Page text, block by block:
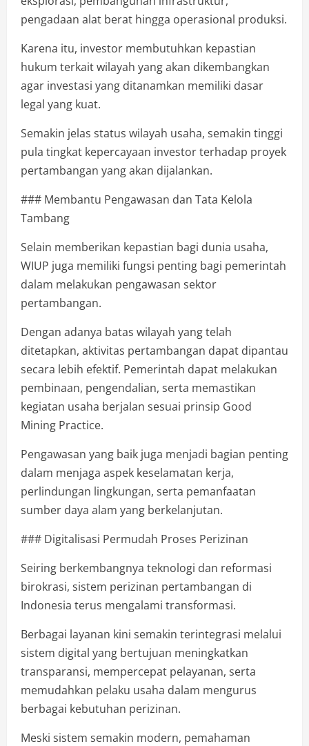
pengadaan alat berat hingga operasional produksi.
Karena itu, investor membutuhkan kepastian
hukum terkait wilayah yang akan dikembangkan
agar investasi yang ditanamkan memiliki dasar
legal yang kuat.
Semakin jelas status wilayah usaha, semakin tinggi
pula tingkat kepercayaan investor terhadap proyek
pertambangan yang akan dijalankan.
### Membantu Pengawasan dan Tata Kelola
Tambang
Selain memberikan kepastian bagi dunia usaha,
WIUP juga memiliki fungsi penting bagi pemerintah
dalam melakukan pengawasan sektor
pertambangan.
Dengan adanya batas wilayah yang telah
ditetapkan, aktivitas pertambangan dapat dipantau
secara lebih efektif. Pemerintah dapat melakukan
pembinaan, pengendalian, serta memastikan
kegiatan usaha berjalan sesuai prinsip Good
Mining Practice.
Pengawasan yang baik juga menjadi bagian penting
dalam menjaga aspek keselamatan kerja,
perlindungan lingkungan, serta pemanfaatan
sumber daya alam yang berkelanjutan.
### Digitalisasi Permudah Proses Perizinan
Seiring berkembangnya teknologi dan reformasi
birokrasi, sistem perizinan pertambangan di
Indonesia terus mengalami transformasi.
Berbagai layanan kini semakin terintegrasi melalui
sistem digital yang bertujuan meningkatkan
transparansi, mempercepat pelayanan, serta
memudahkan pelaku usaha dalam mengurus
berbagai kebutuhan perizinan.
Meski sistem semakin modern, pemahaman